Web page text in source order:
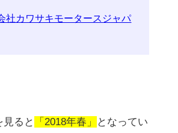
社カワサキモータースジャパ
見ると 「2018年春」
となってい